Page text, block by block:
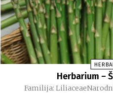
Herbarium –
Familija: